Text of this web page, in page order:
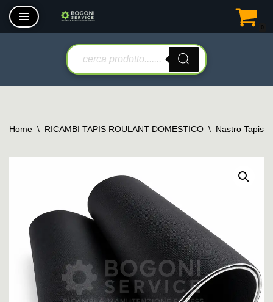
Vai
Home \ RICAMBI TAPIS ROULANT DOMESTICO \ Nastro Tapis